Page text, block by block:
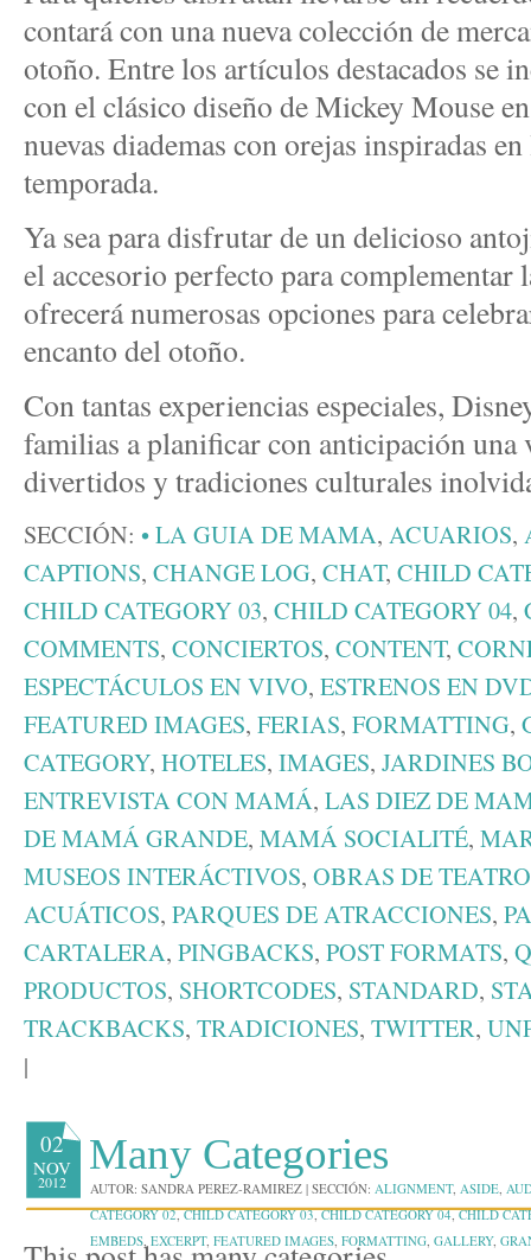
contará con una nueva colección de
otoño. Entre los artículos destacados se
con el clásico diseño de Mickey Mouse
nuevas diademas con orejas inspiradas
temporada.
Ya sea para disfrutar de un delicioso
el accesorio perfecto para
ofrecerá numerosas opciones para
encanto del otoño.
Con tantas experiencias especiales,
familias a planificar con anticipación una
divertidos y tradiciones culturales
SECCIÓN: • LA GUIA DE MAMA, ACUARIOS,
CAPTIONS, CHANGE LOG, CHAT, CHILD
CHILD CATEGORY 03, CHILD CATEGORY 04,
COMMENTS, CONCIERTOS, CONTENT,
ESPECTÁCULOS EN VIVO, ESTRENOS EN
FEATURED IMAGES, FERIAS, FORMATTING,
CATEGORY, HOTELES, IMAGES, JARDINES
ENTREVISTA CON MAMÁ, LAS DIEZ DE
DE MAMÁ GRANDE, MAMÁ SOCIALITÉ,
MUSEOS INTERÁCTIVOS, OBRAS DE TEATRO
ACUÁTICOS, PARQUES DE ATRACCIONES,
CARTALERA, PINGBACKS, POST FORMATS,
PRODUCTOS, SHORTCODES, STANDARD,
TRACKBACKS, TRADICIONES, TWITTER,
|
02
NOV
2012
Many Categories
AUTOR: SANDRA PEREZ-RAMIREZ | SECCIÓN: ALIGNMENT, ASIDE
CATEGORY 02,CHILD CATEGORY 03,CHILD CATEGORY 04,CHILD
EMBEDS EXCERPT, FEATURED IMAGES FORMATTING GALLERY,